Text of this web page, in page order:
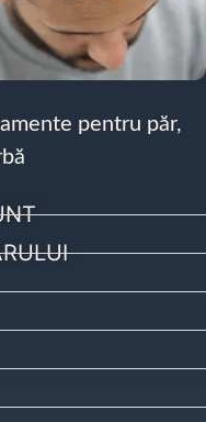
pentru păr,